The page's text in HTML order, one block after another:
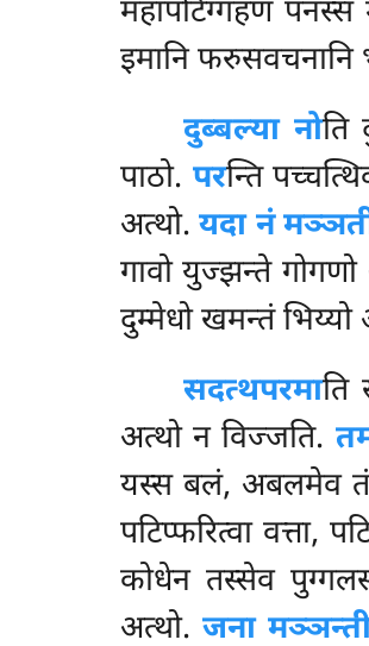
महापटिग्गहणं
इमानि फरुसवचनानि
दुब्बल्या नोति
पाठो. परन्ति
अत्थो.यदा नं
गावो युज्झन्ते
दुम्मेधो खमन्तं भिय्यो
सदत्थपरमाति
अत्थो न विज्जति.
यस्स बलं, अबलमेव
पटिप्फरित्वा वत्ता,
कोधेन तस्सेव
अत्थो. जना